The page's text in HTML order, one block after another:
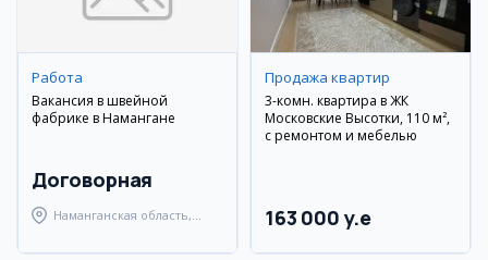
Работа
Вакансия в швейной
фабрике в Намангане
Договорная
Наманганская область,
Продажа квартир
3-комн. квартира в ЖК
Московские Высотки, 110 м²,
с ремонтом и мебелью
163 000 y.e